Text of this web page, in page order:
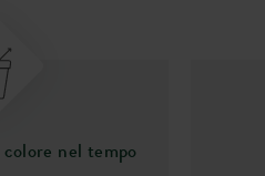
nel tempo